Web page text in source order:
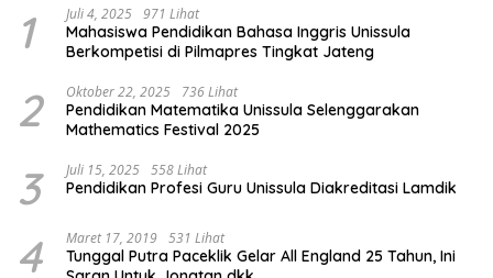
1 Juli 4, 2025 971 Lihat
Mahasiswa Pendidikan Bahasa Inggris Unissula
Berkompetisi di Pilmapres Tingkat Jateng
2 Oktober 22, 2025 736 Lihat
Pendidikan Matematika Unissula Selenggarakan
Mathematics Festival 2025
3 Juli 15, 2025 558 Lihat
Pendidikan Profesi Guru Unissula Diakreditasi Lamdik
4 Maret 17, 2019 531 Lihat
Tunggal Putra Paceklik Gelar All England 25 Tahun, Ini